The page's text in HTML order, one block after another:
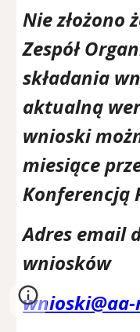
Nie złożono
Zespół
składania
aktualną
wnioski
miesiące
Konferencją
Adres email
wniosków